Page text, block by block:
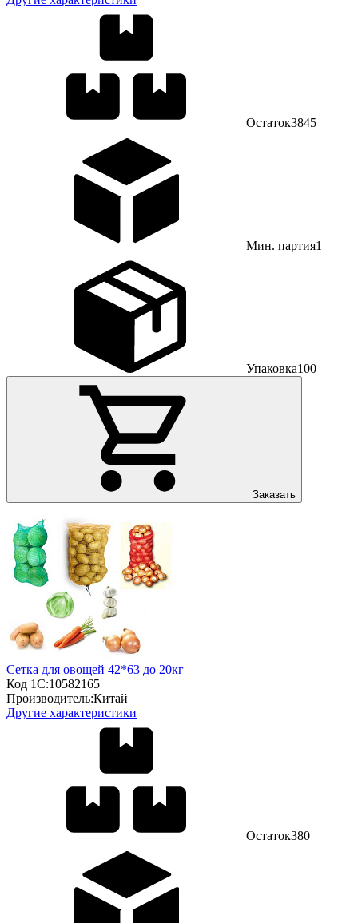
Остаток3845
Мин. партия1
Упаковка100
Заказать
Сетка для овощей 42*63 до 20кг
Код 1С:10582165
Производитель:Китай
Другие характеристики
Остаток380